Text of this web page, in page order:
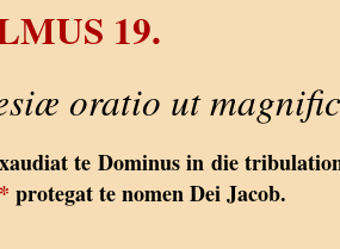
19.
oratio ut
xaudiat te Dominus in die
* protegat te nomen Dei Jacob.